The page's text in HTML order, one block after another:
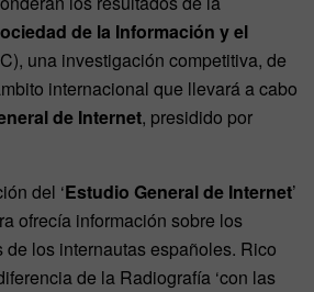
de la Información y el
una investigación competitiva, de
internacional que llevará a cabo
de Internet, presidido por
del ‘Estudio General de Internet’
ofrecía información sobre los
de los internautas españoles. Rico
de la Radiografía ‘con las